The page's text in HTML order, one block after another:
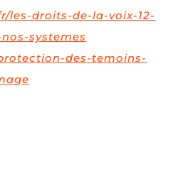
les-droits-de-la-voix-12-
systemes
des-temoins-